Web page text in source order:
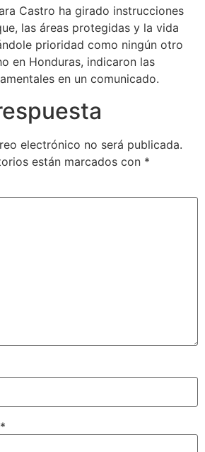
Castro ha girado instrucciones
las áreas protegidas y la vida
prioridad como ningún otro
en Honduras, indicaron las
en un comunicado.
electrónico no será publicada.
están marcados con *
*